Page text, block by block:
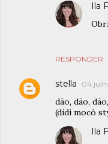
RESPONDER
Ila
stella 04
dão, dão,
(didi mocó
Ila